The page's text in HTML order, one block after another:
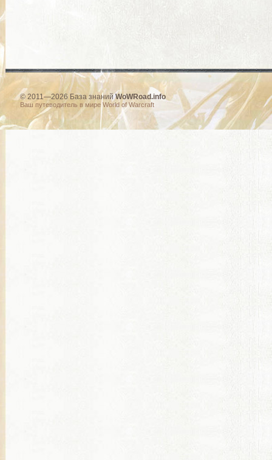
© 2011—2026 База знанийWoWRoad.info
Ваш путеводитель в мире World of Warcraft